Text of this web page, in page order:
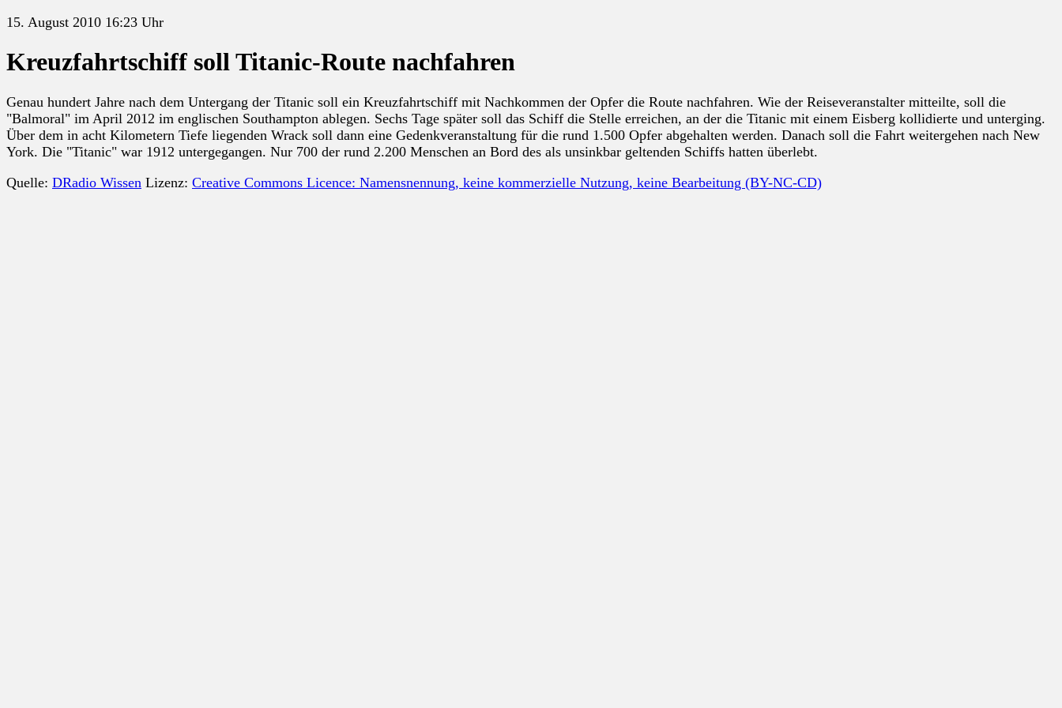
15. August 2010 16:23 Uhr
Kreuzfahrtschiff soll Titanic-Route nachfahren
Genau hundert Jahre nach dem Untergang der Titanic soll ein Kreuzfahrtschiff mit Nachkommen der Opfer die Route nachfahren. Wie der Reiseveranstalter mitteilte, soll die
"Balmoral" im April 2012 im englischen Southampton ablegen. Sechs Tage später soll das Schiff die Stelle erreichen, an der die Titanic mit einem Eisberg kollidierte und unterging.
Über dem in acht Kilometern Tiefe liegenden Wrack soll dann eine Gedenkveranstaltung für die rund 1.500 Opfer abgehalten werden. Danach soll die Fahrt weitergehen nach New
York. Die "Titanic" war 1912 untergegangen. Nur 700 der rund 2.200 Menschen an Bord des als unsinkbar geltenden Schiffs hatten überlebt.
Quelle: DRadio Wissen Lizenz: Creative Commons Licence: Namensnennung, keine kommerzielle Nutzung, keine Bearbeitung (BY-NC-CD)